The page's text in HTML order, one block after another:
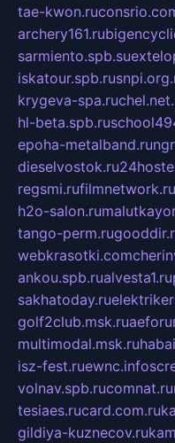
tae-kwon.ru
archery161.ru
sarmiento.spb.su
iskatour.spb.ru
krygeva-spa.ru
hl-beta.spb.ru
epoha-metalband.ru
dieselvostok.ru
regsmi.rufilmnetwork.ru
h2o-salon.ru
tango-perm.ru
webkrasotki.com
ankou.spb.rualvesta1.ru
sakhatoday.ru
golf2club.msk.ru
multimodal.msk.ru
isz-fest.ruewnc.info
volnav.spb.rucomnat.ru
tesiaes.rucard.com.ru
gildiya-kuznecov.ru